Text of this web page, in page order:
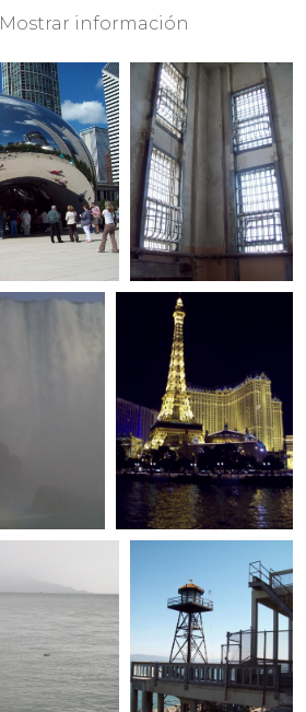
Mostrar información